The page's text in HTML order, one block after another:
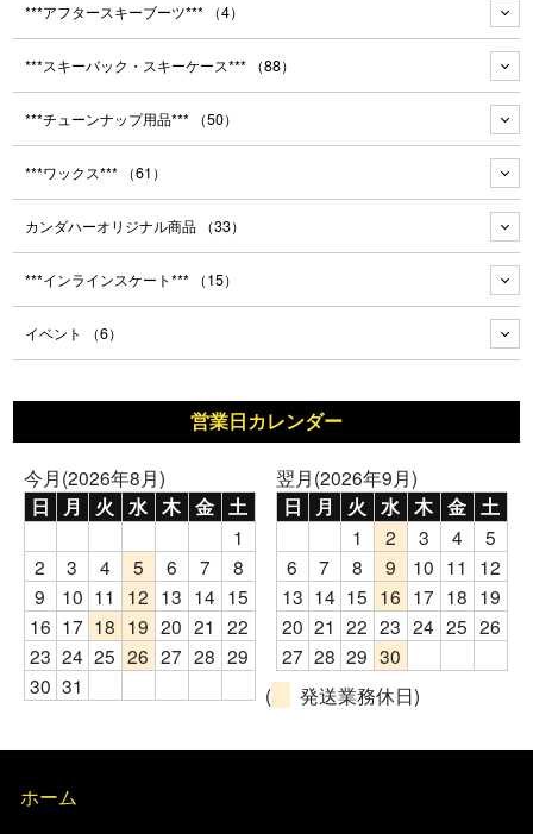
***アフタースキーブーツ*** （4）
***スキーバック・スキーケース*** （88）
***チューンナップ用品*** （50）
***ワックス*** （61）
カンダハーオリジナル商品 （33）
***インラインスケート*** （15）
イベント （6）
営業日カレンダー
今月(2026年8月)
日 月 火 水 木 金 土
1
2
3 4 5 6 7
8
9
10 11 12 13 14 15
16 17 18 19 20 21 22
23 24 25 26 27 28 29
30 31
翌月(2026年9月)
日 月 火 水 木 金 土
1 2 3 4
5
6
7 8 9 10 11
12
13 14 15 16 17 18 19
20 21 22 23 24 25 26
27 28 29 30
(
発送業務休日)
ホーム